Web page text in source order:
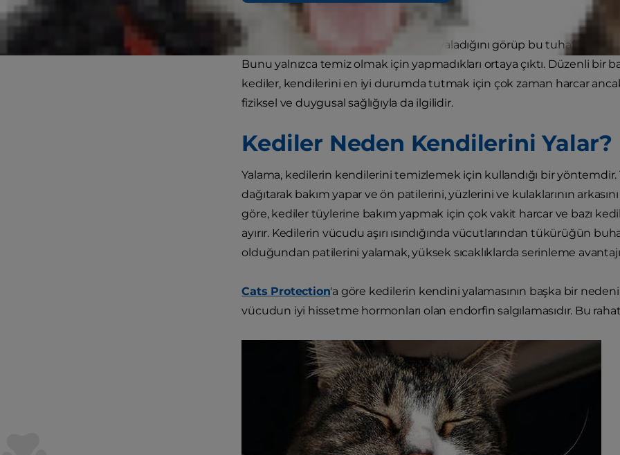
Hiç kedinizin kendiniz ve vücudunu yaladığını görüp bu tuhaf
Bunu yalnızca temiz olmak için yapmadıkları ortaya çıktı. Düzenli bir
kediler, kendilerini en iyi durumda tutmak için çok zaman harcar
fiziksel ve duygusal sağlığıyla da ilgilidir.
Kediler Neden Kendilerini Yalar?
Yalama, kedilerin kendilerini temizlemek için kullandığı bir
dağıtarak bakım yapar ve ön patilerini, yüzlerini ve kulaklarının
göre, kediler tüylerine bakım yapmak için çok vakit harcar ve bazı
ayırır. Kedilerin vücudu aşırı ısındığında vücutlarından tükürüğün
olduğundan patilerini yalamak, yüksek sıcaklıklarda serinleme
Cats Protection'a göre kedilerin kendini yalamasının başka bir
vücudun iyi hissetme hormonları olan endorfin salgılamasıdır. Bu